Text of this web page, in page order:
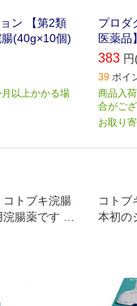
ン 【第2類
(40g×10個)
以上かかる場
プロダ
医薬品
383
39 ポイ
商品入
合がご
お取り
トブキ浣腸
腸薬です 容
コトブ
本初の